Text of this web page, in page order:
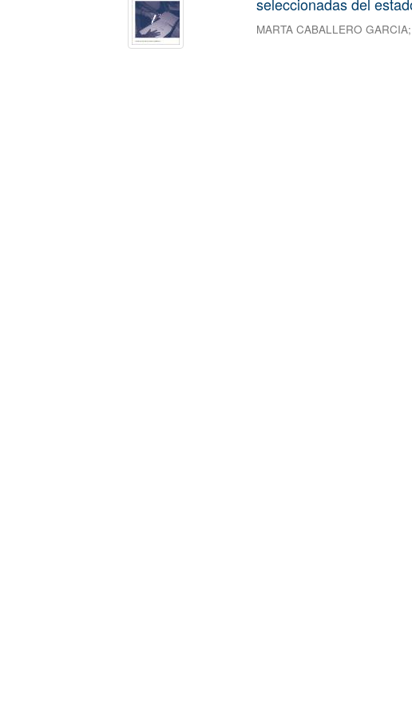
seleccionadas del
MARTA CABALLERO GARCIA;